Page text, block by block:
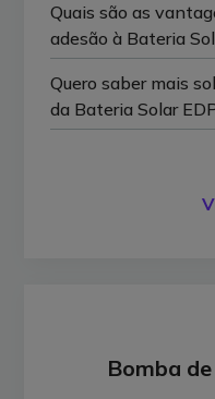
Quais são as
adesão à Bateria
Quero saber mais
da Bateria Solar
Bomba